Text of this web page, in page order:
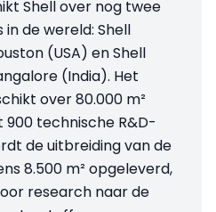
Shell over nog twee
de wereld: Shell
(USA) en Shell
(India). Het
over 80.000 m²
technische R&D-
de uitbreiding van de
8.500 m² opgeleverd,
research naar de